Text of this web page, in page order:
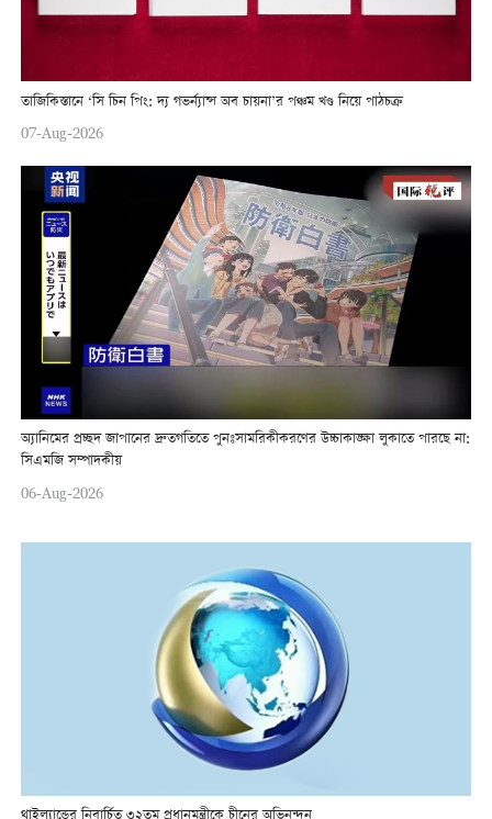
তাজিকিস্তানে ‘সি চিন পিং: দ্য গভর্ন্যান্স অব চায়না’র পঞ্চম খণ্ড নিয়ে পাঠচক্র
07-Aug-2026
অ্যানিমের প্রচ্ছদ জাপানের দ্রুতগতিতে পুনঃসামরিকীকরণের উচ্চাকাঙ্ক্ষা লুকাতে পারছে না:
সিএমজি সম্পাদকীয়
06-Aug-2026